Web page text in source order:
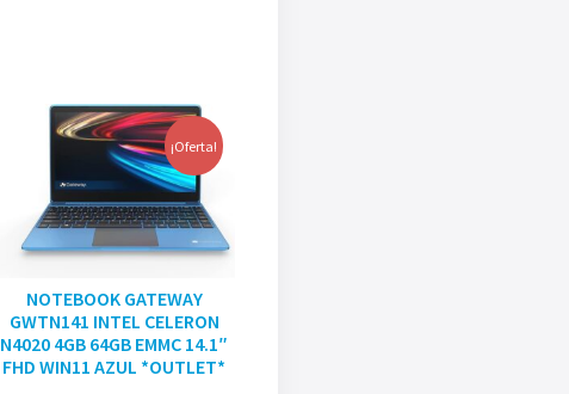
¡Oferta!
NOTEBOOK GATEWAY
GWTN141 INTEL CELERON
N4020 4GB 64GB EMMC 14.1″
FHD WIN11 AZUL *OUTLET*